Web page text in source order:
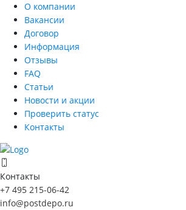
О компании
Вакансии
Договор
Информация
Отзывы
FAQ
Статьи
Новости и акции
Проверить статус
Контакты
Контакты
+7 495 215-06-42
info@postdepo.ru